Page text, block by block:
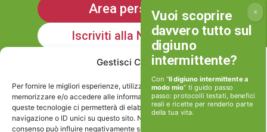
Gestisci Consenso
Per fornire le migliori esperienze, utilizziamo tecnologie come i cookie per
memorizzare e/o accedere alle informazioni del dispositivo. Il consenso a
queste tecnologie ci permetterà di elaborare dati come il comportamento di
navigazione o ID unici su questo sito. Non acconsentire o ritirare il
consenso può influire negativamente su alcune caratteristiche e funzioni.
Area personale
Iscriviti alla Newsletter
Informativa sulla Privacy
Cookie policy
Con “Il digiuno intermittente a
modo mio” ti guido passo
passo: protocolli testati, benefici
reali e ricette per renderlo parte
della tua vita.